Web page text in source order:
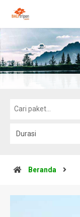
Beranda